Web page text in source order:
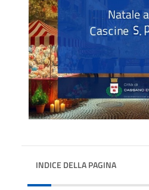
INDICE DELLA PAGINA